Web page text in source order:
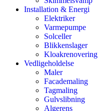
Installation & Energi
Elektriker
Varmepumpe
Solceller
Blikkenslager
Kloakrenovering
Vedligeholdelse
Maler
Facademaling
Tagmaling
Gulvslibning
Algerens